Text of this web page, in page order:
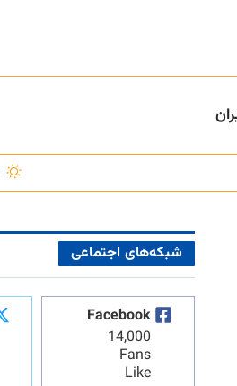
شبکه‌های اجتماعی
Facebook
14,000
Fans
Like